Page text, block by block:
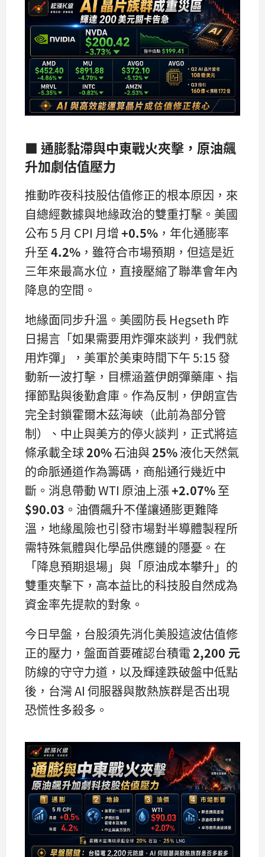
■ 通膨黏滯與中東戰火夾擊，原油飆
升加劇估值壓力
推動昨夜科技股估值修正的根本原因，來
自總經數據與地緣政治的雙重打擊。美國
公布 5 月 CPI 月增+0.5% ，年化通膨率
升至4.2% ，雖符合市場預期，但這是近
三年來最高水位，直接壓縮了聯準會年內
降息的空間。
地緣面同步升溫。美國防長 Hegseth 昨
日揚言「如果需要用炸彈來談判，我們就
用炸彈」，美軍於美東時間下午 5:15 發
動新一波打擊，目標涵蓋伊朗彈藥庫、指
揮節點與後勤倉庫。作為反制，伊朗宣告
完全封鎖霍爾木茲海峽（此前為部分管
制）、中止與美方的停火談判，正式將這
條承載全球20%石油與25%液化天然氣
的命脈通道作為籌碼，商船通行幾近中
斷。消息帶動 WTI 原油上漲+2.07%至
$90.03 。油價飆升不僅讓通膨更難降
溫，地緣風險也引發市場對半導體製程所
需特殊氣體與化學品供應鏈的隱憂。在
「降息預期退場」與「原油成本攀升」的
雙重夾擊下，高本益比的科技股自然成為
資金率先提款的對象。
今日早盤，台股須先消化美股這波估值修
正的壓力，盤面首要確認台積電2,200 元
防線的守守力道，以及輝達跌破盤中低點
後，台灣 AI 伺服器與散熱族群是否出現
恐慌性多殺多。